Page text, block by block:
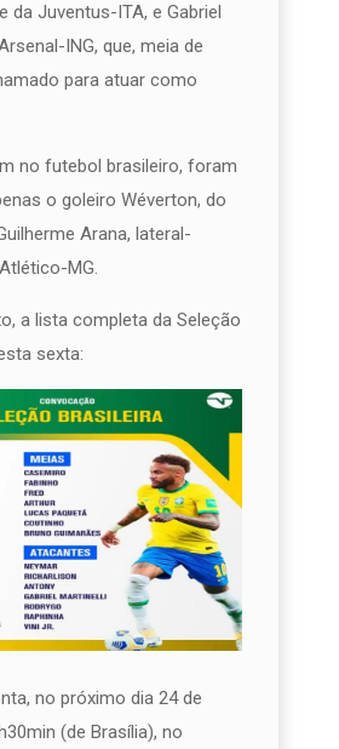
da Juventus-ITA, e Gabriel
ING, que, meia de
para atuar como
no futebol brasileiro, foram
o goleiro Wéverton, do
Arana, lateral-
MG.
a lista completa da Seleção
sexta:
no próximo dia 24 de
(de Brasília), no